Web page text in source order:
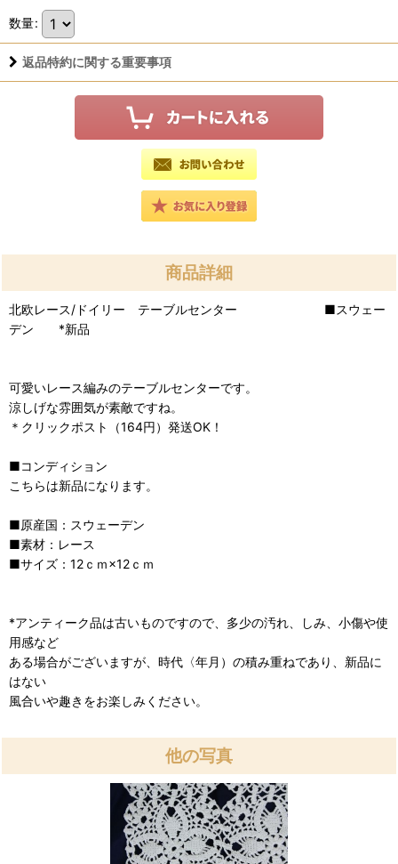
数量:
返品特約に関する重要事項
商品詳細
北欧レース/ドイリー テーブルセンター ■スウェー
デン *新品
可愛いレース編みのテーブルセンターです。
涼しげな雰囲気が素敵ですね。
＊クリックポスト（164円）発送OK！
■コンディション
こちらは新品になります。
■原産国：スウェーデン
■素材：レース
■サイズ：12ｃｍ×12ｃｍ
*アンティーク品は古いものですので、多少の汚れ、しみ、小傷や使
用感など
ある場合がございますが、時代〈年月）の積み重ねであり、新品に
はない
風合いや趣きをお楽しみください。
他の写真